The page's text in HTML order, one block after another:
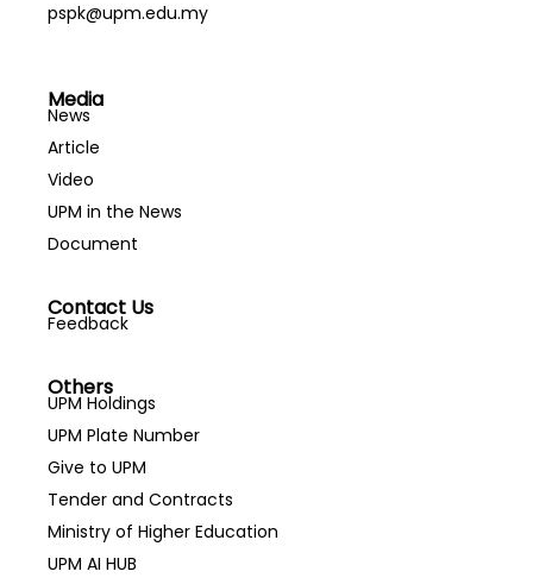
pspk@upm.edu.my
Media
News
Article
Video
UPM in the News
Document
Contact Us
Feedback
Others
UPM Holdings
UPM Plate Number
Give to UPM
Tender and Contracts
Ministry of Higher Education
UPM AI HUB